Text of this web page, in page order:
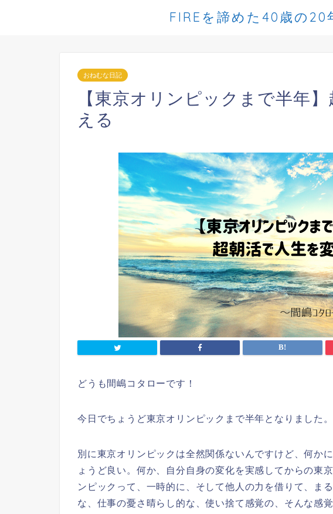
FIREを諦めた40歳の
おねむな日記
【東京オリンピックまで半年
える
どうも間嶋コタローです！
今日でちょうど東京オリンピックまで半年となりました。
別に東京オリンピックは全然関係ないんですけど、何か
ょうど良い。何か、自分自身の変化を実感してからの東
ンピックって、一時的に、そして他人の力を借りて、ま
な、仕事の憂さ晴らし的な、使い捨て感覚の、そんな感